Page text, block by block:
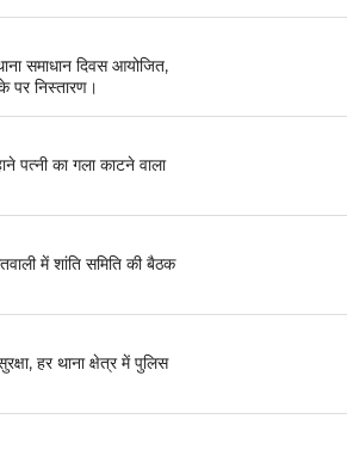
समाधान दिवस आयोजित,
पर निस्तारण।
पत्नी का गला काटने वाला
में शांति समिति की बैठक
हर थाना क्षेत्र में पुलिस